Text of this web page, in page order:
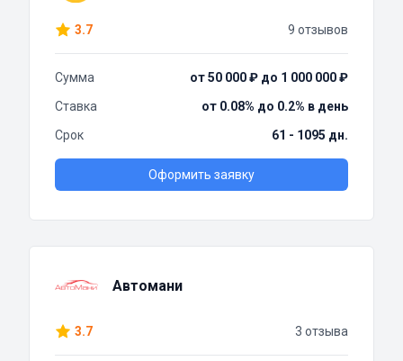
3.7 9 отзывов
Сумма
от 50 000 ₽ до 1 000 000 ₽
Ставка
от 0.08% до 0.2% в день
Срок
61 - 1095 дн.
Оформить заявку
Автомани
3.7 3 отзыва